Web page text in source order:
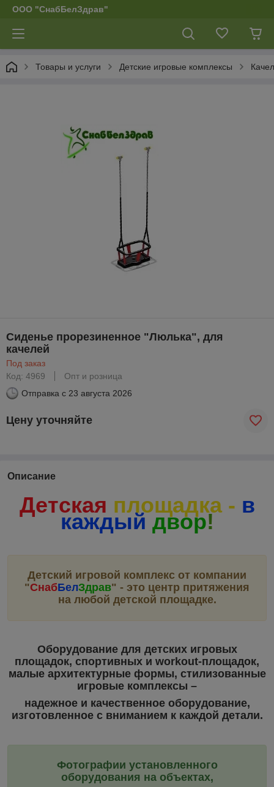
ООО "СнабБелЗдрав"
Товары и услуги Детские игровые комплексы
Сиденье прорезиненное "Люлька", для
качелей
Под заказ
Код: 4969
Опт и розница
Отправка с 23 августа 2026
Цену уточняйте
Описание
Детская площадка - в
каждый двор!
Детский игровой комплекс от компании
"СнабБелЗдрав" - это центр притяжения
на любой детской площадке.
Оборудование для детских игровых
площадок, спортивных и workout-площадок,
малые архитектурные формы, стилизованные
игровые комплексы –
надежное и качественное оборудование,
изготовленное с вниманием к каждой детали.
Фотографии установленного
оборудования на объектах,